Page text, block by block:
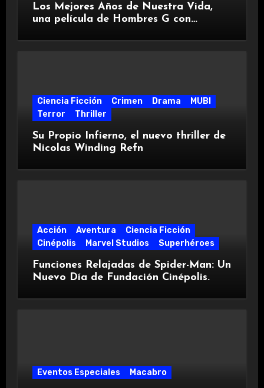
Los Mejores Años de Nuestra Vida,
una película de Hombres G con
Ciencia Ficción Crimen Drama
MUBI
Terror
Thriller
Su Propio Infierno, el nuevo thriller de
Nicolas Winding Refn
Acción Aventura
Ciencia Ficción
Cinépolis
Marvel Studios Superhéroes
Funciones Relajadas de Spider-Man: Un
Nuevo Día de Fundación Cinépolis.
Eventos Especiales Macabro